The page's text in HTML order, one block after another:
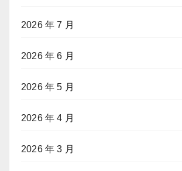
2026 年 7 月
2026 年 6 月
2026 年 5 月
2026 年 4 月
2026 年 3 月